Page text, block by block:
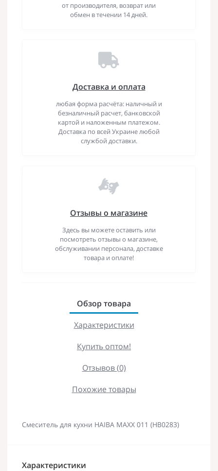
от производителя, возврат или
обмен в течении 14 дней.
Доставка и оплата
любая форма расчёта: наличный и
безналичный расчет, банковской
картой и наложенным платежом.
Доставка по всей Украине любой
службой доставки.
Отзывы о магазине
Здесь вы можете оставить или
посмотреть отзывы о магазине,
обслуживании персонала, доставке
товара и оплате!
Обзор товара
Характеристики
Купить оптом!
Отзывов (0)
Похожие товары
Смеситель для кухни HAIBA MAXX 011 (HB0283)
Характеристики